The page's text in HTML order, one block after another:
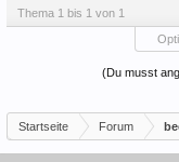
Thema 1 bis 1 von 1
(Du musst
Startseite Forum